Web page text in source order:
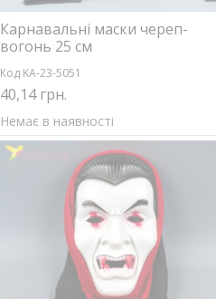
Карнавальні маски череп-
вогонь 25 см
Код KA-23-5051
40,14 грн.
Немає в наявності